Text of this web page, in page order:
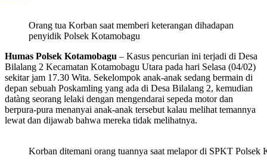
Orang tua Korban saat memberi keterangan dihadapan
penyidik Polsek Kotamobagu
Humas Polsek Kotamobagu – Kasus pencurian ini terjadi di Desa
Bilalang 2 Kecamatan Kotamobagu Utara pada hari Selasa (04/02)
sekitar jam 17.30 Wita. Sekelompok anak-anak sedang bermain di
depan sebuah Poskamling yang ada di Desa Bilalang 2, kemudian
datàng seorang lelaki dengan mengendarai sepeda motor dan
berpura-pura menanyai anak-anak tersebut kalau melihat temannya
lewat dan dijawab bahwa mereka tidak melihatnya.
Korban ditemani orang tuannya saat melapor di SPKT Polsek